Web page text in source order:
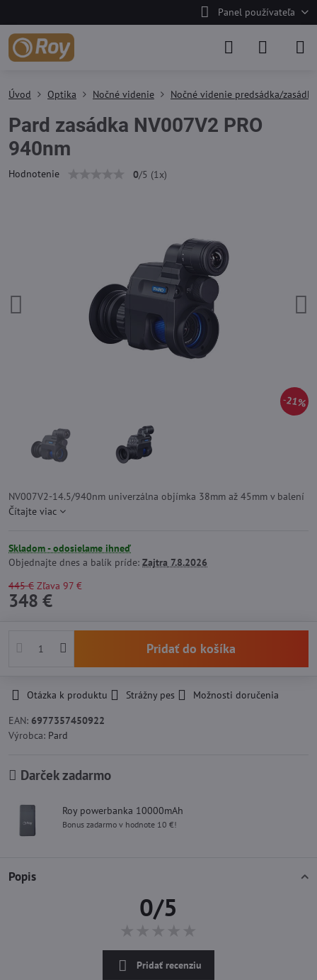
Panel používateľa
21%
Úvod Optika Nočné videnie Nočné videnie predsádka/
Pard zasádka NV007V2 PRO
940nm
Hodnotenie 0/5 (1 x)
NV007V2-14.5/940nm univerzálna objímka 38mm až 45mm v balení
Čítajte viac
Skladom - odosielame ihneď
Objednajte dnes a balík príde: Zajtra 7.8.2026
445 € Zľava 97 €
348 €
Pridať do košíka
Otázka k produktu Strážny pes
Možnosti doručenia
EAN: 6977357450922
Výrobca: Pard
Darček zadarmo
Roy powerbanka 10000mAh
Bonus zadarmo v hodnote 10 €!
Popis
0/5
Pridať recenziu